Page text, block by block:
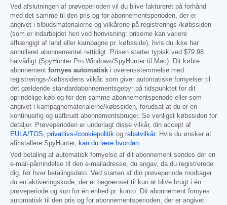
Ved afslutningen af prøveperioden vil du blive faktureret på forhånd
med det samme til den pris og for abonnementsperioden, der er
angivet i tilbudsmaterialerne og vilkårene på registrerings-/købssiden
(som er indarbejdet heri ved henvisning; priserne kan variere
afhængigt af land eller kampagne pr. købsside), hvis du ikke har
annulleret abonnementet rettidigt. Prisen starter typisk ved $79.98
halvårligt (SpyHunter Pro Windows/SpyHunter til Mac). Dit købte
abonnement fornyes automatisk i overensstemmelse med
registrerings-/købssidens vilkår, som giver automatiske fornyelser til
det gældende standardabonnementsgebyr på tidspunktet for dit
oprindelige køb og for den samme abonnementsperiode eller som
angivet i kampagnematerialerne/købssiden, forudsat at du er en
kontinuerlig og uafbrudt abonnementsbruger. Se venligst købssiden for
detaljer. Prøveperioden er underlagt disse vilkår, din accept af
EULA/TOS, privatlivs-/cookiepolitik og rabatvilkår. Hvis du ønsker at
afinstallere SpyHunter, kan du lære hvordan.
Ved betaling af automatisk fornyelse af dit abonnement sendes der en
e-mail-påmindelse til den e-mailadresse, du angav, da du registrerede
dig, før hver betalingsdato. Ved starten af din prøveperiode modtager
du en aktiveringskode, der er begrænset til kun at blive brugt i én
prøveperiode og kun for én enhed pr. konto. Dit abonnement fornyes
automatisk til den pris og for abonnementsperioden, der er angivet i